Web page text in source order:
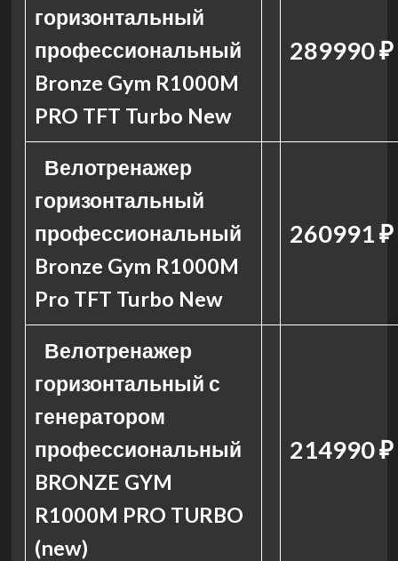
горизонтальный
профессиональный
Bronze Gym R1000M
PRO TFT Turbo New
289990 ₽
Велотренажер
горизонтальный
профессиональный
Bronze Gym R1000M
Pro TFT Turbo New
260991 ₽
Велотренажер
горизонтальный с
генератором
профессиональный
BRONZE GYM
R1000M PRO TURBO
(new)
214990 ₽